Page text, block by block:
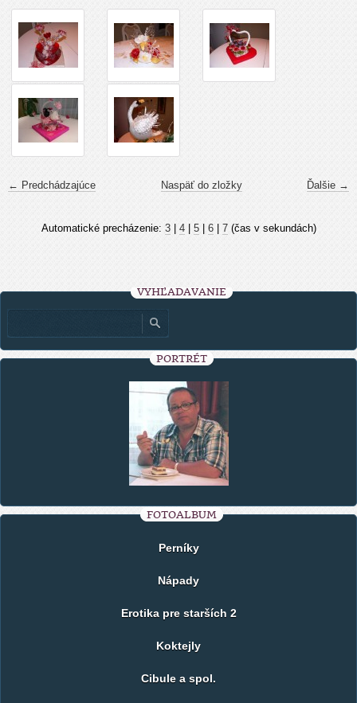
← Predchádzajúce Ďalšie →
Naspäť do zložky
Automatické precházenie: 3| 4| 5| 6| 7(čas v sekundách)
VYHĽADÁVANIE
PORTRÉT
FOTOALBUM
Perníky
Nápady
Erotika pre starších 2
Koktejly
Cibule a spol.